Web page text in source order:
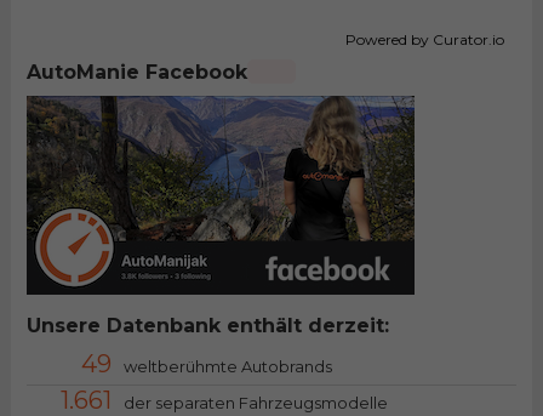
Powered by Curator.io
AutoManie Facebook
Unsere Datenbank enthält derzeit:
49 weltberühmte Autobrands
1.661 der separaten Fahrzeugsmodelle